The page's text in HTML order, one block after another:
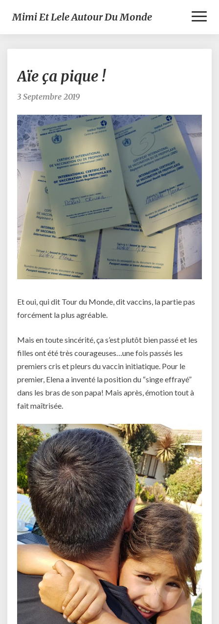
Mimi Et Lele Autour Du Monde
Aïe ça pique !
3 Septembre 2019
Et oui, qui dit Tour du Monde, dit vaccins, la partie pas
forcément la plus agréable.
Mais en toute sincérité, ça s’est plutôt bien passé et les
filles ont été très courageuses…une fois passés les
premiers cris et pleurs du vaccin initiatique. Pour le
premier, Elena a inventé la position du “singe effrayé”
dans les bras de son papa! Mais après, émotion tout à
fait maîtrisée.